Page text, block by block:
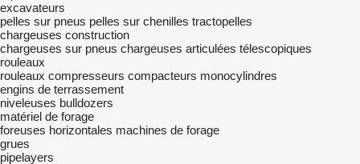
excavateurs
pelles sur pneus pelles sur chenilles tractopelles
chargeuses construction
chargeuses sur pneus chargeuses articulées télescopiques
rouleaux
rouleaux compresseurs compacteurs monocylindres
engins de terrassement
niveleuses bulldozers
matériel de forage
foreuses horizontales machines de forage
grues
pipelayers